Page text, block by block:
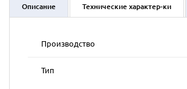
Описание Технические характер-ки
Производство
Тип